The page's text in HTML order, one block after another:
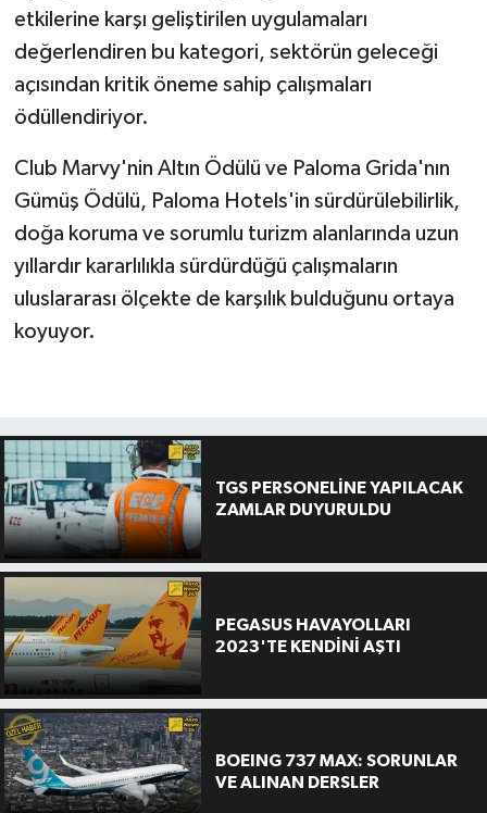
etkilerine karşı geliştirilen uygulamaları
değerlendiren bu kategori, sektörün geleceği
açısından kritik öneme sahip çalışmaları
ödüllendiriyor.
Club Marvy'nin Altın Ödülü ve Paloma Grida'nın
Gümüş Ödülü, Paloma Hotels'in sürdürülebilirlik,
doğa koruma ve sorumlu turizm alanlarında uzun
yıllardır kararlılıkla sürdürdüğü çalışmaların
uluslararası ölçekte de karşılık bulduğunu ortaya
koyuyor.
TGS PERSONELİNE YAPILACAK
ZAMLAR DUYURULDU
PEGASUS HAVAYOLLARI
2023'TE KENDİNİ AŞTI
BOEING 737 MAX: SORUNLAR
VE ALINAN DERSLER